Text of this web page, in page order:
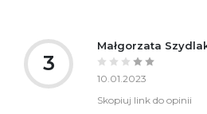
3
Małgorzata
10.01.2023
Skopiuj link do opinii